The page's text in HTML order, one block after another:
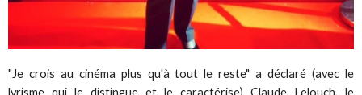
"Je crois au cinéma plus qu'à tout le reste" a déclaré (avec le
lyrisme qui le distingue et le caractérise) Claude Lelouch, le